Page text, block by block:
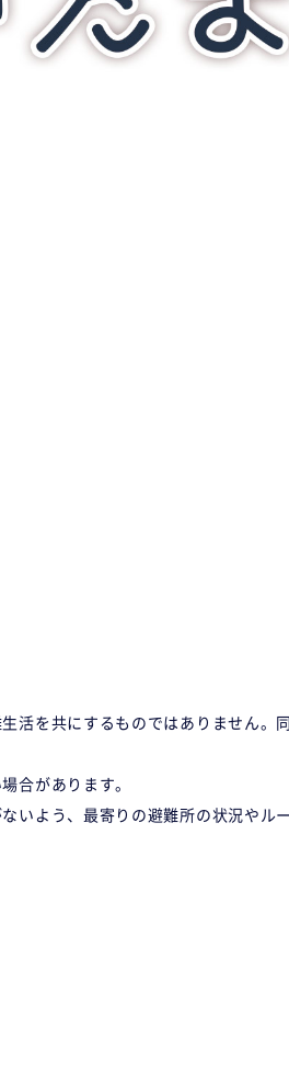
活を共にするものではありません。
合があります。
いよう、最寄りの避難所の状況や